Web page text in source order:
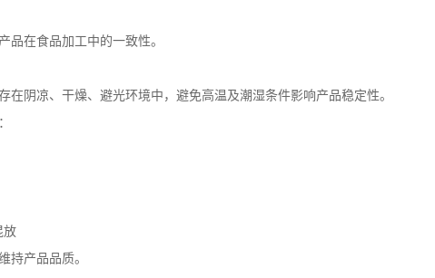
品在食品加工中的一致性。
在阴凉、干燥、避光环境中，避免高温及潮湿条件影响产品稳定性。
放
持产品品质。